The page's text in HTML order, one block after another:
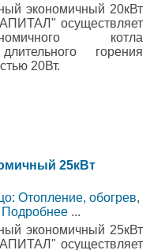
экономичный 20кВт
осуществляет
котла
горения
20Вт.
25кВт
Отопление, обогрев,
Подробнее ...
экономичный 25кВт
осуществляет